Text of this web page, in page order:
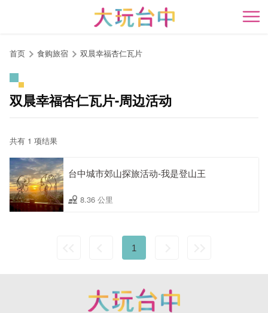
开
首页 食购旅宿 双晨幸福杏仁瓦片
双晨幸福杏仁瓦片-周边活动
共有 1 项结果
台中城市郊山探旅活动-我是登山王
8.36 公里
1